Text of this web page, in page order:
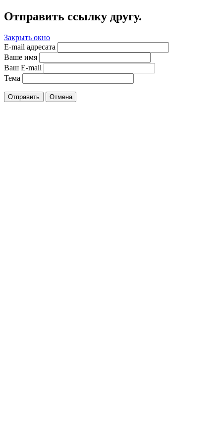
Отправить ссылку другу.
Закрыть окно
E-mail адресата
Ваше имя
Ваш E-mail
Тема
Отправить Отмена